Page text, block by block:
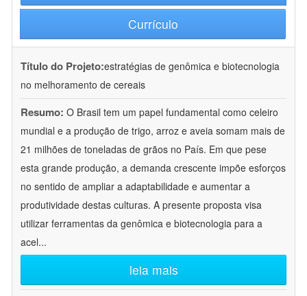
Currículo
Título do Projeto:estratégias de genômica e biotecnologia
no melhoramento de cereais
Resumo: O Brasil tem um papel fundamental como celeiro
mundial e a produção de trigo, arroz e aveia somam mais de
21 milhões de toneladas de grãos no País. Em que pese
esta grande produção, a demanda crescente impõe esforços
no sentido de ampliar a adaptabilidade e aumentar a
produtividade destas culturas. A presente proposta visa
utilizar ferramentas da genômica e biotecnologia para a
acel...
leia mais